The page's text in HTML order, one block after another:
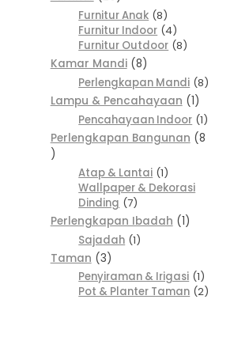
Furnitur Anak 8
Furnitur Indoor 4
Furnitur Outdoor 8
Kamar Mandi 8
Perlengkapan Mandi 8
Lampu & Pencahayaan
1
Pencahayaan Indoor 1
Perlengkapan Bangunan
8
Atap & Lantai 1
Wallpaper & Dekorasi
Dinding 7
Perlengkapan Ibadah
1
Sajadah 1
Taman
3
Penyiraman & Irigasi 1
Pot & Planter Taman 2